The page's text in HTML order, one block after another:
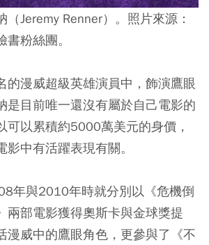
（Jeremy Renner）。照片來源：
書粉絲團。
的漫威超級英雄演員中，飾演鷹眼
是目前唯一還沒有屬於自己電影的
可以累積約5000萬美元的身價，
中有活躍表現有關。
年與2010年時就分別以《危機倒
兩部電影獲得奧斯卡與金球獎提
漫威中的鷹眼角色，更參與了《不